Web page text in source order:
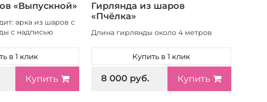
«Выпускной»
арка из шаров с
с надписью
в 1 клик
Купить
Гирлянда из шаров
«Пчёлка»
Длина гирлянды около 4 метров
Купить в 1 клик
8 000 руб. Купить